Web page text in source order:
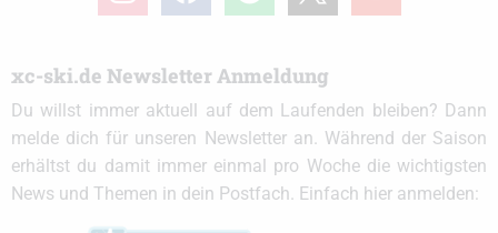
xc-ski.de Newsletter Anmeldung
Du willst immer aktuell auf dem Laufenden bleiben? Dann
melde dich für unseren Newsletter an. Während der Saison
erhältst du damit immer einmal pro Woche die wichtigsten
News und Themen in dein Postfach. Einfach hier anmelden: